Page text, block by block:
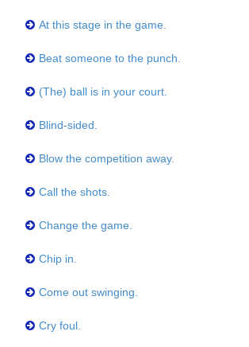
At this stage in the game.
Beat someone to the punch.
(The) ball is in your court.
Blind-sided.
Blow the competition away.
Call the shots.
Change the game.
Chip in.
Come out swinging.
Cry foul.